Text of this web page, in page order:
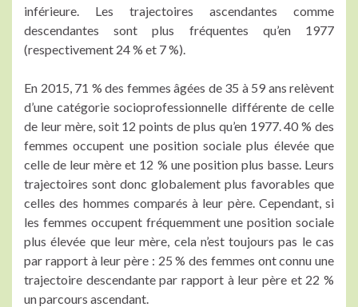
inférieure. Les trajectoires ascendantes comme
descendantes sont plus fréquentes qu’en 1977
(respectivement 24 % et 7 %).
En 2015, 71 % des femmes âgées de 35 à 59 ans relèvent
d’une catégorie socioprofessionnelle différente de celle
de leur mère, soit 12 points de plus qu’en 1977. 40 % des
femmes occupent une position sociale plus élevée que
celle de leur mère et 12 % une position plus basse. Leurs
trajectoires sont donc globalement plus favorables que
celles des hommes comparés à leur père. Cependant, si
les femmes occupent fréquemment une position sociale
plus élevée que leur mère, cela n’est toujours pas le cas
par rapport à leur père : 25 % des femmes ont connu une
trajectoire descendante par rapport à leur père et 22 %
un parcours ascendant.